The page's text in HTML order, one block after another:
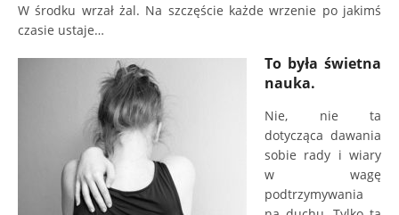
W środku wrzał żal. Na szczęście każde wrzenie po jakimś
czasie ustaje…
To była świetna
nauka.
Nie, nie ta
dotycząca dawania
sobie rady i wiary
w wagę
podtrzymywania